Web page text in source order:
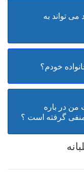
تواند به
خودم؟
در باره
گرفته است ؟